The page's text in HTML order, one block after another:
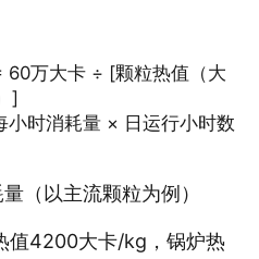
60万大卡 ÷ [颗粒热值（大
]
时消耗量 × 日运行小时数
（以主流颗粒为例）
值4200大卡/kg，锅炉热